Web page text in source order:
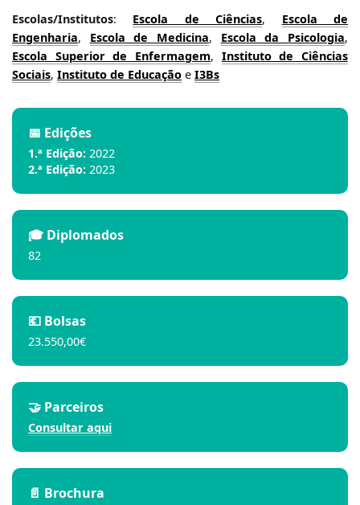
Escolas/Institutos: Escola de Ciências, Escola de
Engenharia, Escola de Medicina, Escola da Psicologia,
Escola Superior de Enfermagem, Instituto de Ciências
Sociais, Instituto de Educação e I3Bs
📅 Edições
1.ª Edição: 2022
2.ª Edição: 2023
🎓 Diplomados
82
💶 Bolsas
23.550,00€
🤝 Parceiros
Consultar aqui
📄 Brochura